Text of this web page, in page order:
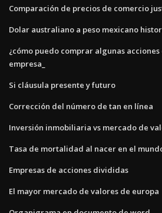
Comparación de precios de comercio
Dolar australiano a peso mexicano
¿cómo puedo comprar algunas
empresa_
Si cláusula presente y futuro
Corrección del número de tan en línea
Inversión inmobiliaria vs mercado de
Tasa de mortalidad al nacer en el
Empresas de acciones divididas
El mayor mercado de valores de europa